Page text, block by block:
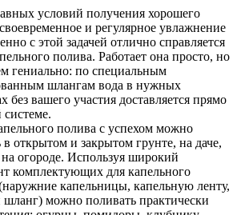
условий получения хорошего
и регулярное увлажнение
с этой задачей отлично справляется
полива. Работает она просто, но
гениально: по специальным
шлангам вода в нужных
без вашего участия доставляется прямо
системе.
полива с успехом можно
открытом и закрытом грунте, на даче,
огороде. Используя широкий
комплектующих для капельного
капельницы, капельную ленту,
можно поливать практически